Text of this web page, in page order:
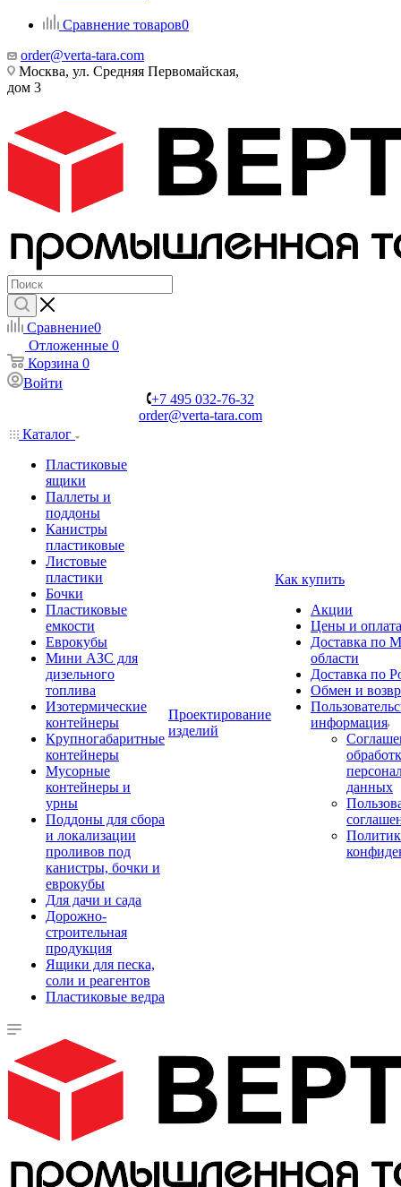
Сравнение товаров0
order@verta-tara.com
Москва, ул. Средняя Первомайская,
дом 3
Сравнение0
Отложенные 0
Корзина 0
Войти
+7 495 032-76-32
order@verta-tara.com
Каталог
Пластиковые
ящики
Паллеты и
поддоны
Канистры
пластиковые
Листовые
пластики
Бочки
Пластиковые
емкости
Еврокубы
Мини АЗС для
дизельного
топлива
Изотермические
контейнеры
Крупногабаритные
контейнеры
Мусорные
контейнеры и
урны
Поддоны для сбора
и локализации
проливов под
канистры, бочки и
еврокубы
Для дачи и сада
Дорожно-
строительная
продукция
Ящики для песка,
соли и реагентов
Пластиковые ведра
Проектирование
изделий
Как купить
Акции
Цены и оплата
Доставка по
области
Доставка по
Обмен и
информация
данных